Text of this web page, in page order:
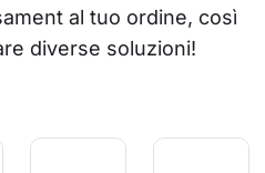
al tuo ordine, così
diverse soluzioni!